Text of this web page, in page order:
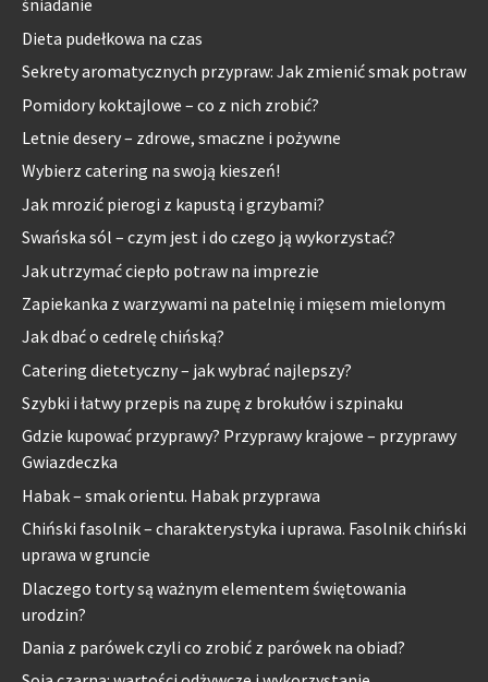
śniadanie
Dieta pudełkowa na czas
Sekrety aromatycznych przypraw: Jak zmienić smak potraw
Pomidory koktajlowe – co z nich zrobić?
Letnie desery – zdrowe, smaczne i pożywne
Wybierz catering na swoją kieszeń!
Jak mrozić pierogi z kapustą i grzybami?
Swańska sól – czym jest i do czego ją wykorzystać?
Jak utrzymać ciepło potraw na imprezie
Zapiekanka z warzywami na patelnię i mięsem mielonym
Jak dbać o cedrelę chińską?
Catering dietetyczny – jak wybrać najlepszy?
Szybki i łatwy przepis na zupę z brokułów i szpinaku
Gdzie kupować przyprawy? Przyprawy krajowe – przyprawy
Gwiazdeczka
Habak – smak orientu. Habak przyprawa
Chiński fasolnik – charakterystyka i uprawa. Fasolnik chiński
uprawa w gruncie
Dlaczego torty są ważnym elementem świętowania
urodzin?
Dania z parówek czyli co zrobić z parówek na obiad?